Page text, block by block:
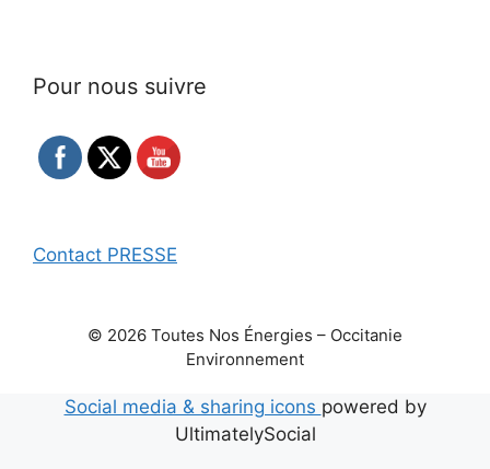
Pour nous suivre
Contact PRESSE
© 2026 Toutes Nos Énergies – Occitanie
Environnement
Social media & sharing icons powered by
UltimatelySocial